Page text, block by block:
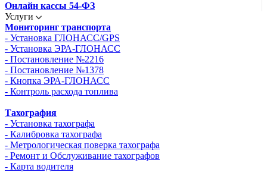
Онлайн кассы 54-ФЗ
Услуги
Мониторинг транспорта
- Установка ГЛОНАСС/GPS
- Установка ЭРА-ГЛОНАСС
- Постановление №2216
- Постановление №1378
- Кнопка ЭРА-ГЛОНАСС
- Контроль расхода топлива
Тахография
- Установка тахографа
- Калибровка тахографа
- Метрологическая поверка тахографа
- Ремонт и Обслуживание тахографов
- Карта водителя